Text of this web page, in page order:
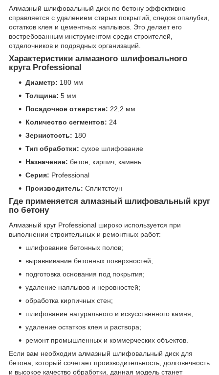
Алмазный шлифовальный диск по бетону эффективно
справляется с удалением старых покрытий, следов опалубки,
остатков клея и цементных наплывов. Это делает его
востребованным инструментом среди строителей,
отделочников и подрядных организаций.
Характеристики алмазного шлифовального
круга Professional
Диаметр: 180 мм
Толщина: 5 мм
Посадочное отверстие: 22,2 мм
Количество сегментов: 24
Зернистость: 180
Тип обработки: сухое шлифование
Назначение: бетон, кирпич, камень
Серия: Professional
Производитель: Сплитстоун
Где применяется алмазный шлифовальный круг
по бетону
Алмазный круг Professional широко используется при
выполнении строительных и ремонтных работ:
шлифование бетонных полов;
выравнивание бетонных поверхностей;
подготовка основания под покрытия;
удаление наплывов и неровностей;
обработка кирпичных стен;
шлифование натурального и искусственного камня;
удаление остатков клея и раствора;
ремонт промышленных и коммерческих объектов.
Если вам необходим алмазный шлифовальный диск для
бетона, который сочетает производительность, долговечность
и высокое качество обработки, данная модель станет